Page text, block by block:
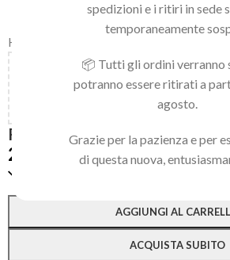
spedizioni e i ritiri in sede
temporaneamente
📦 Tutti gli ordini verranno
potranno essere ritirati a
agosto.
Grazie per la pazienza e per
di questa nuova,
Home
150,00
al carrello e ottieni
ROSE GOLD LEAF
2,50
AGGIUNGI AL
ACQUISTA SUBITO